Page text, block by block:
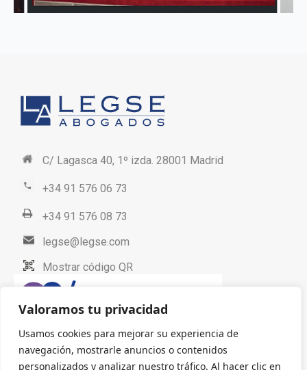
Valoramos tu privacidad
Usamos cookies para mejorar su experiencia de
navegación, mostrarle anuncios o contenidos
personalizados y analizar nuestro tráfico. Al hacer clic en
C/ Lagasca 40, 1º izda. 28001 Madrid
+34 91 576 06 73
+34 91 576 08 73
legse@legse.com
Mostrar código QR